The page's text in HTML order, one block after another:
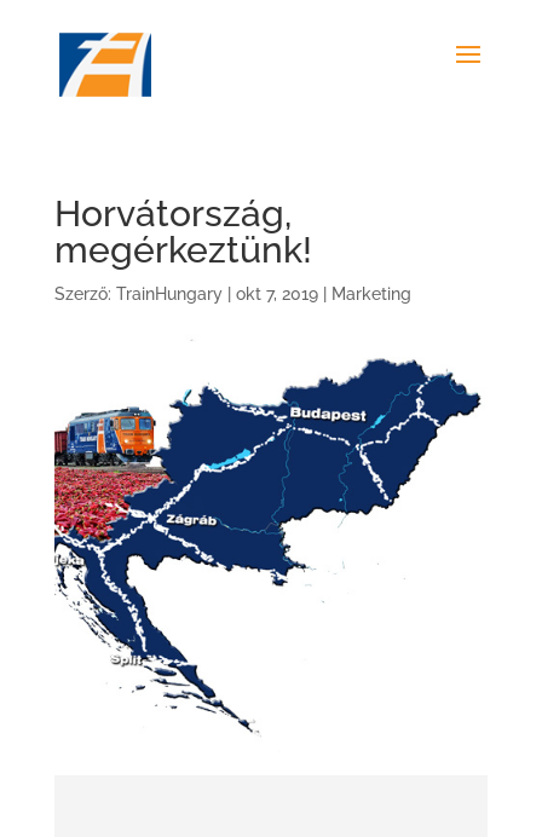
Horvátország,
megérkeztünk!
Szerző: TrainHungary| okt 7, 2019| Marketing